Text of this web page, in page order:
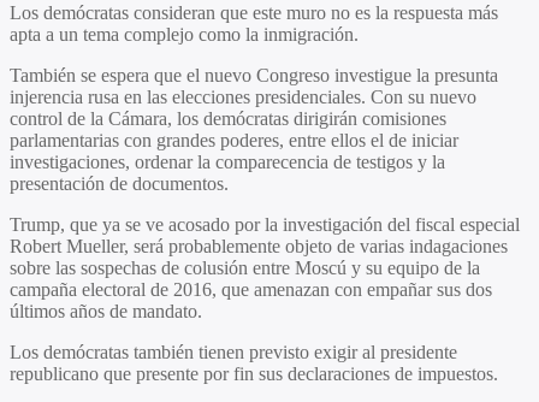
Los demócratas consideran que este muro no es la respuesta más
apta a un tema complejo como la inmigración.
También se espera que el nuevo Congreso investigue la presunta
injerencia rusa en las elecciones presidenciales. Con su nuevo
control de la Cámara, los demócratas dirigirán comisiones
parlamentarias con grandes poderes, entre ellos el de iniciar
investigaciones, ordenar la comparecencia de testigos y la
presentación de documentos.
Trump, que ya se ve acosado por la investigación del fiscal especial
Robert Mueller, será probablemente objeto de varias indagaciones
sobre las sospechas de colusión entre Moscú y su equipo de la
campaña electoral de 2016, que amenazan con empañar sus dos
últimos años de mandato.
Los demócratas también tienen previsto exigir al presidente
republicano que presente por fin sus declaraciones de impuestos.